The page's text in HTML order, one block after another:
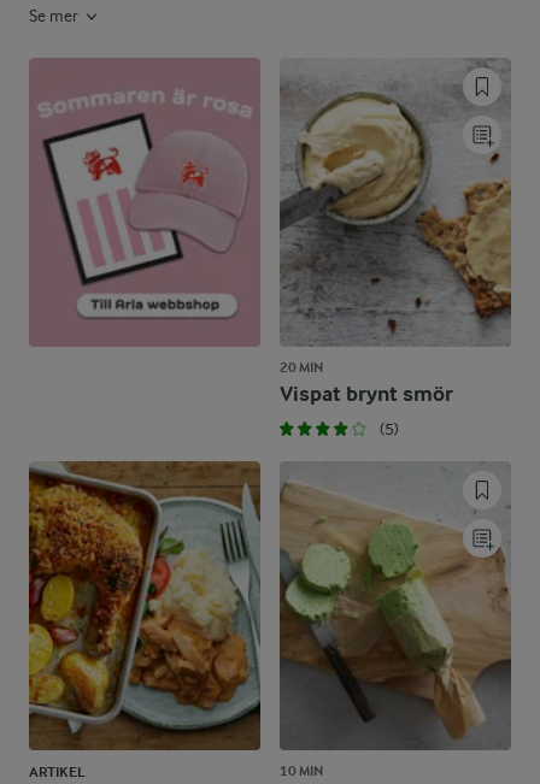
Se mer
20 MIN
Vispat brynt smör
(5)
ARTIKEL 10 MIN